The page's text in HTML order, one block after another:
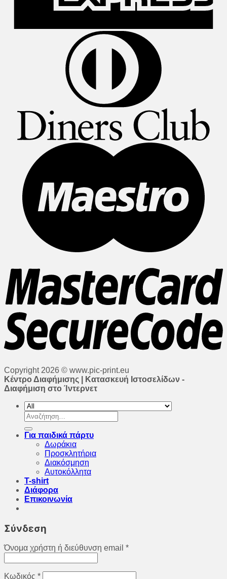
Copyright 2026 © www.pic-print.eu
Κέντρο Διαφήμισης | Κατασκευή Ιστοσελίδων -
Διαφήμιση στο Ίντερνετ
Αναζήτηση
για:
Για παιδικά πάρτυ
Δωράκια
Προσκλητήρια
Διακόσμηση
Αυτοκόλλητα
T-shirt
Διάφορα
Επικοινωνία
Σύνδεση
Όνομα χρήστη ή διεύθυνση email *
Κωδικός *